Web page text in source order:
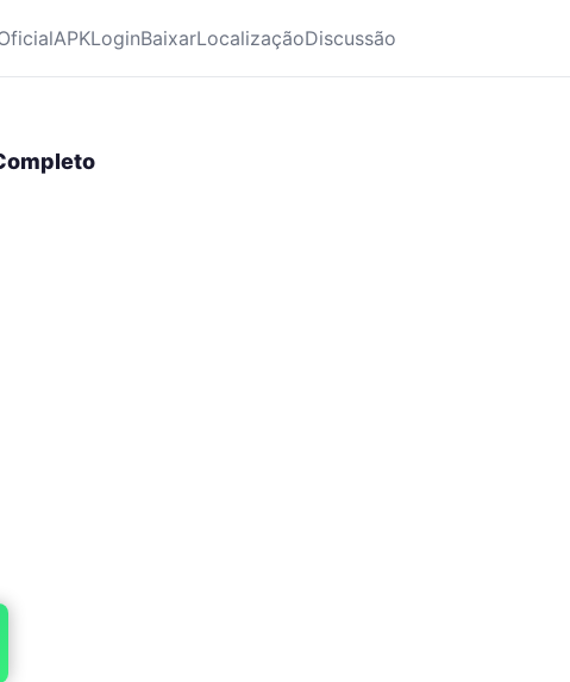
APKLoginBaixarLocalizaçãoDiscussão